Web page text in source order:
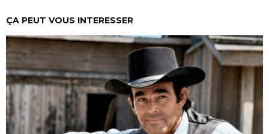
ÇA PEUT VOUS INTERESSER